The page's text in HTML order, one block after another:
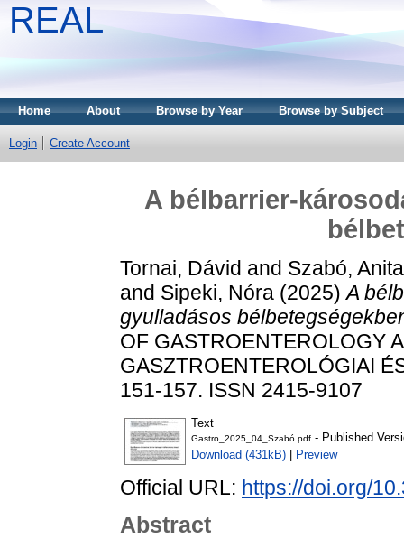
REAL
Home About Browse by Year Browse by Subject
Login Create Account
A bélbarrier-
Tornai, Dávid and Szabó, Anita
and Sipeki, Nóra (2025)A
gyulladásos
OF GASTROENTEROLOGY
GASZTROENTEROLÓGIAI
151-157. ISSN 2415-9107
Text
Gastro_2025_04_Szabó.pdf - Published
Download (431kB)
Preview
Official URL: https://doi.org/
Abstract